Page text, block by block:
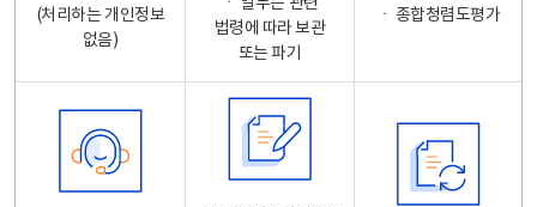
(처리하는 개인정보
없음)
법령에 따라 보관
또는 파기
ㆍ 종합청렴도평가